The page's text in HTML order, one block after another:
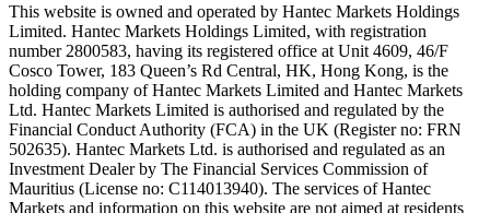
This website is owned and operated by Hantec Markets Holdings
Limited. Hantec Markets Holdings Limited, with registration
number 2800583, having its registered office at Unit 4609, 46/F
Cosco Tower, 183 Queen’s Rd Central, HK, Hong Kong, is the
holding company of Hantec Markets Limited and Hantec Markets
Ltd. Hantec Markets Limited is authorised and regulated by the
Financial Conduct Authority (FCA) in the UK (Register no: FRN
502635). Hantec Markets Ltd. is authorised and regulated as an
Investment Dealer by The Financial Services Commission of
Mauritius (License no: C114013940). The services of Hantec
Markets and information on this website are not aimed at residents